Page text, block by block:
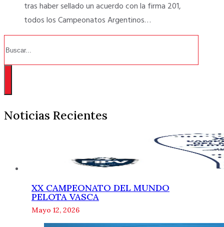
tras haber sellado un acuerdo con la firma 201,
todos los Campeonatos Argentinos…
Noticias Recientes
XX CAMPEONATO DEL MUNDO
PELOTA VASCA
Mayo 12, 2026